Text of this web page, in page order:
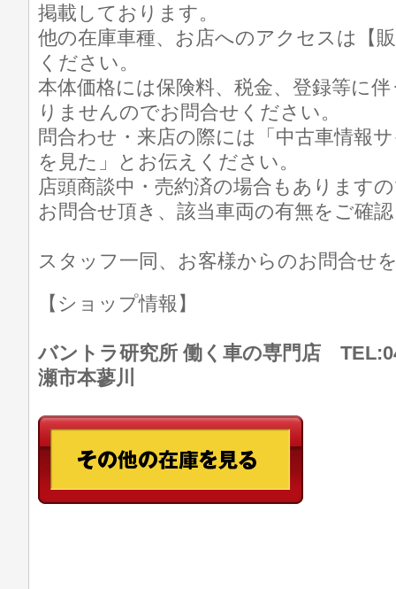
掲載しております。
他の在庫車種、お店へのアクセスは【
ください。
本体価格には保険料、税金、登録等に
りませんのでお問合せください。
問合わせ・来店の際には「中古車情報
を見た」とお伝えください。
店頭商談中・売約済の場合もあります
お問合せ頂き、該当車両の有無をご確
スタッフ一同、お客様からのお問合せ
【ショップ情報】
バントラ研究所 働く車の専門店
瀬市本蓼川